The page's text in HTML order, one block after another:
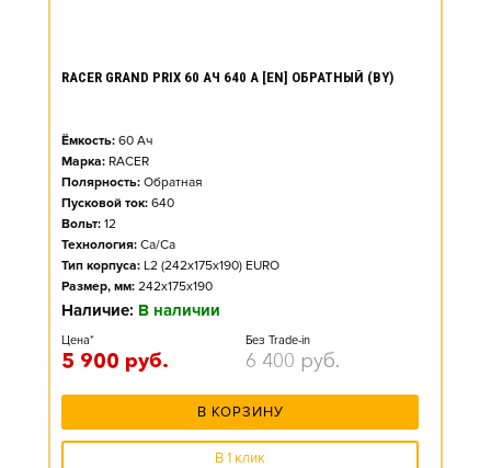
RACER GRAND PRIX 60 АЧ 640 А [EN] ОБРАТНЫЙ (BY)
Ёмкость: 60 Ач
Марка: RACER
Полярность: Обратная
Пусковой ток: 640
Вольт: 12
Технология: Ca/Ca
Тип корпуса: L2 (242x175x190) EURO
Размер, мм: 242x175x190
Наличие: В наличии
Цена*
5 900 руб.
Без Trade-in
6 400 руб.
В КОРЗИНУ
В 1 клик